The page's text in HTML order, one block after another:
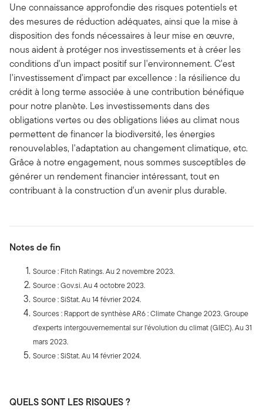
Une connaissance approfondie des risques potentiels et
des mesures de réduction adéquates, ainsi que la mise à
disposition des fonds nécessaires à leur mise en œuvre,
nous aident à protéger nos investissements et à créer les
conditions d'un impact positif sur l'environnement. C'est
l'investissement d'impact par excellence : la résilience du
crédit à long terme associée à une contribution bénéfique
pour notre planète. Les investissements dans des
obligations vertes ou des obligations liées au climat nous
permettent de financer la biodiversité, les énergies
renouvelables, l'adaptation au changement climatique, etc.
Grâce à notre engagement, nous sommes susceptibles de
générer un rendement financier intéressant, tout en
contribuant à la construction d'un avenir plus durable.
Notes de fin
Source : Fitch Ratings. Au 2 novembre 2023.
Source : Gov.si. Au 4 octobre 2023.
Source : SiStat. Au 14 février 2024.
Sources : Rapport de synthèse AR6 : Climate Change 2023. Groupe
d'experts intergouvernemental sur l'évolution du climat (GIEC). Au 31
mars 2023.
Source : SiStat. Au 14 février 2024.
QUELS SONT LES RISQUES ?